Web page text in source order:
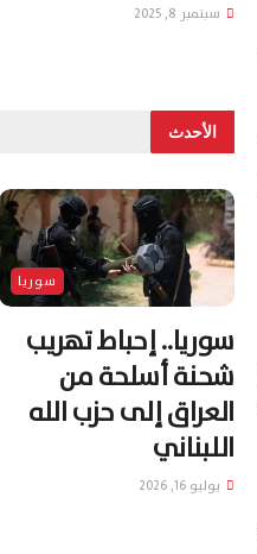
سبتمبر 8, 2025
الأحدث
سوريا
سوريا.. إحباط تهريب
شحنة أسلحة من
العراق إلى حزب الله
اللبناني
يوليو 16, 2026